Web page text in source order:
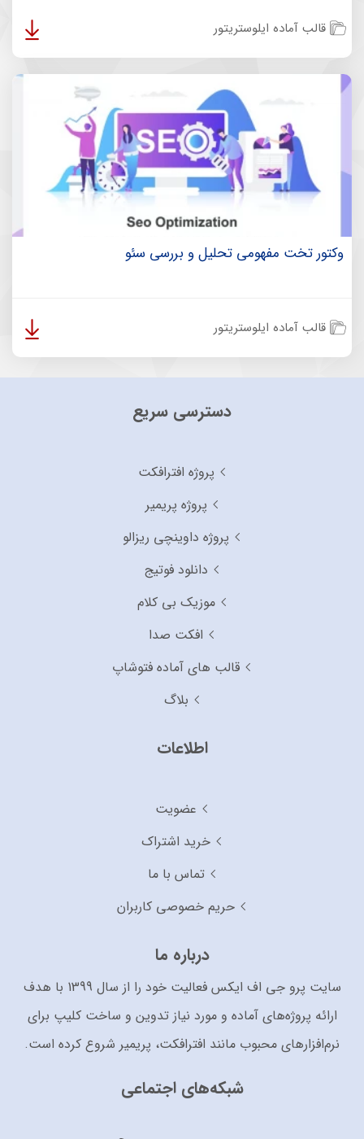
قالب آماده ایلوستریتور
وکتور تخت مفهومی تحلیل و بررسی سئو
قالب آماده ایلوستریتور
دسترسی سریع
پروژه افترافکت
پروژه پریمیر
پروژه داوینچی ریزالو
دانلود فوتیج
موزیک بی کلام
افکت صدا
قالب های آماده فتوشاپ
بلاگ
اطلاعات
عضویت
خرید اشتراک
تماس با ما
حریم خصوصی کاربران
درباره ما
سایت پرو جی اف ایکس فعالیت خود را از سال 1399 با هدف
ارائه پروژه‌های آماده و مورد نیاز تدوین و ساخت کلیپ برای
نرم‌افزارهای محبوب مانند افترافکت، پریمیر شروع کرده است.
شبکه‌های اجتماعی